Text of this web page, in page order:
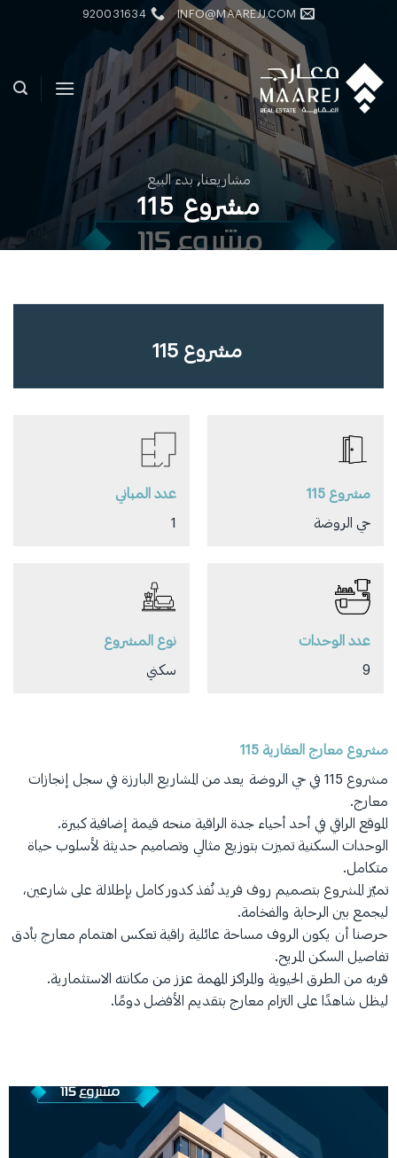
INFO@MAAREJJ.COM
920031634
مشاريعنا,بدء البيع
مشروع 115
مشروع 115
مشروع 115
حي الروضة
عدد المباني
1
عدد الوحدات
9
نوع المشروع
سكني
مشروع معارج العقارية 115
مشروع 115 في حي الروضة يعد من المشاريع البارزة في سجل إنجازات
معارج.
الموقع الراقي في أحد أحياء جدة الراقية منحه قيمة إضافية كبيرة.
الوحدات السكنية تميزت بتوزيع مثالي وتصاميم حديثة لأسلوب حياة
متكامل.
تميّز المشروع بتصميم روف فريد نُفذ كدور كامل بإطلالة على شارعين،
ليجمع بين الرحابة والفخامة.
حرصنا أن يكون الروف مساحة عائلية راقية تعكس اهتمام معارج بأدق
تفاصيل السكن المريح.
قربه من الطرق الحيوية والمراكز المهمة عزز من مكانته الاستثمارية.
ليظل شاهدًا على التزام معارج بتقديم الأفضل دومًا.